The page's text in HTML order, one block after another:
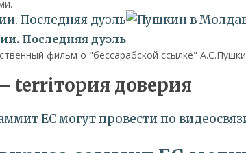
Последняя дуэль
Последняя дуэль
фильм о "бессарабской ссылке"
terriтория доверия
ЕС могут провести по